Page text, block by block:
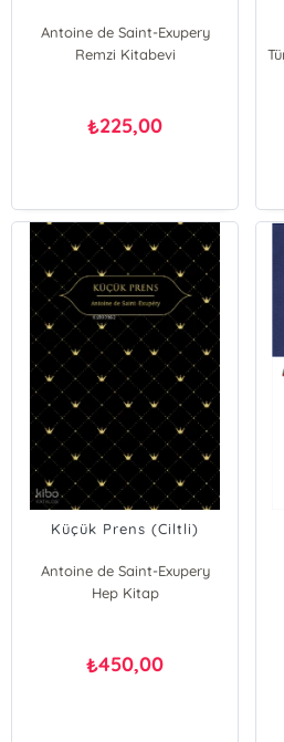
Antoine de Saint-Exupery
Remzi Kitabevi
₺225,00
Küçük Prens (Ciltli)
Antoine de Saint-Exupery
Hep Kitap
₺450,00